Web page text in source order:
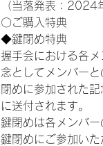
（当落発表：2024
〇ご購入特典
◆鍵閉め特典
握手会における各
念としてメンバー
閉めに参加された
に送付されます。
鍵閉めは各メンバ
鍵閉めにご参加いた